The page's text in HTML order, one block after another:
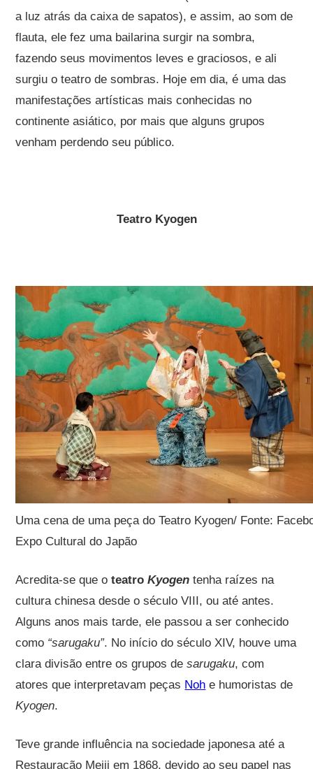
a luz atrás da caixa de sapatos), e assim, ao som de
flauta, ele fez uma bailarina surgir na sombra,
fazendo seus movimentos leves e graciosos, e ali
surgiu o teatro de sombras. Hoje em dia, é uma das
manifestações artísticas mais conhecidas no
continente asiático, por mais que alguns grupos
venham perdendo seu público.
Teatro Kyogen
Uma cena de uma peça do Teatro Kyogen/ Fonte:
Expo Cultural do Japão
Acredita-se que o teatroKyogen tenha raízes na
cultura chinesa desde o século VIII, ou até antes.
Alguns anos mais tarde, ele passou a ser conhecido
como “sarugaku”. No início do século XIV, houve uma
clara divisão entre os grupos de sarugaku, com
atores que interpretavam peças Noh e humoristas de
Kyogen.
Teve grande influência na sociedade japonesa até a
Restauração Meiji em 1868, devido ao seu papel nas